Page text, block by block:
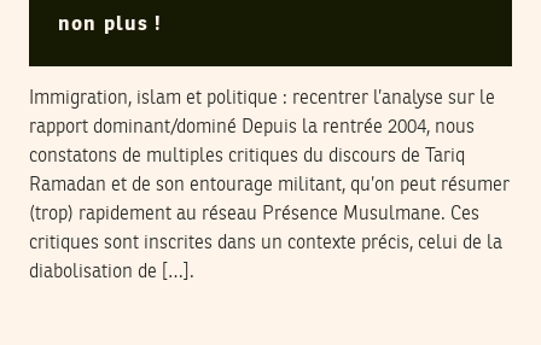
non plus !
Immigration, islam et politique : recentrer l’analyse sur le
rapport dominant/dominé Depuis la rentrée 2004, nous
constatons de multiples critiques du discours de Tariq
Ramadan et de son entourage militant, qu’on peut résumer
(trop) rapidement au réseau Présence Musulmane. Ces
critiques sont inscrites dans un contexte précis, celui de la
diabolisation de […].